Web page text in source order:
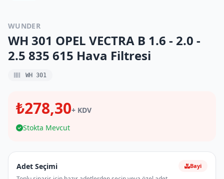
WUNDER
WH 301 OPEL VECTRA B 1.6 - 2.0 -
2.5 835 615 Hava Filtresi
WH 301
₺278,30+ KDV
Stokta Mevcut
Adet Seçimi Bayi